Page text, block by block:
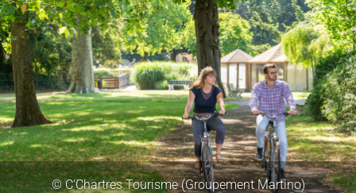
Martino) © C'Chartres Tourisme